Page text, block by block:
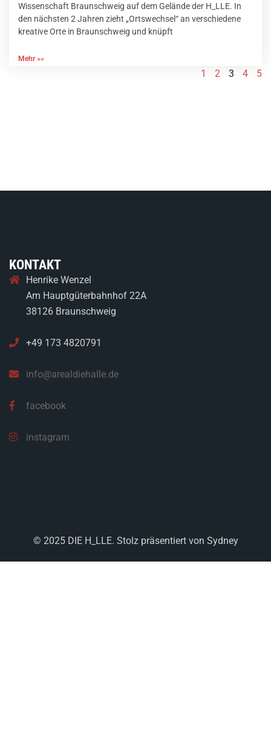
Wissenschaft Braunschweig auf dem Gelände der H_LLE. In
den nächsten 2 Jahren zieht „Ortswechsel“ an verschiedene
kreative Orte in Braunschweig und knüpft
Mehr »»
1 2 3 4 5
KONTAKT
Henrike Wenzel
Am Hauptgüterbahnhof 22A
38126 Braunschweig
+49 173 4820791
info@arealdiehalle.de
facebook
instagram
© 2025 DIE H_LLE. Stolz präsentiert von Sydney